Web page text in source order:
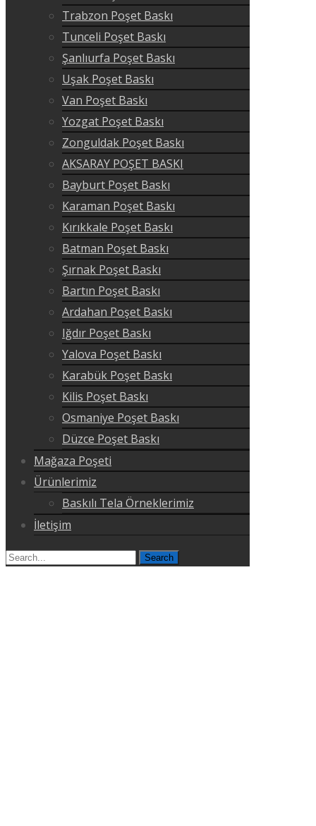
Trabzon Poşet Baskı
Tunceli Poşet Baskı
Şanlıurfa Poşet Baskı
Uşak Poşet Baskı
Van Poşet Baskı
Yozgat Poşet Baskı
Zonguldak Poşet Baskı
AKSARAY POŞET BASKI
Bayburt Poşet Baskı
Karaman Poşet Baskı
Kırıkkale Poşet Baskı
Batman Poşet Baskı
Şırnak Poşet Baskı
Bartın Poşet Baskı
Ardahan Poşet Baskı
Iğdır Poşet Baskı
Yalova Poşet Baskı
Karabük Poşet Baskı
Kilis Poşet Baskı
Osmaniye Poşet Baskı
Düzce Poşet Baskı
Mağaza Poşeti
Ürünlerimiz
Baskılı Tela Örneklerimiz
İletişim
Search